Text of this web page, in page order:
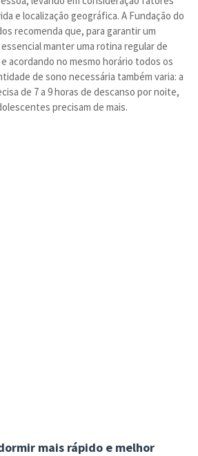
e localização geográfica. A Fundação do
recomenda que, para garantir um
manter uma rotina regular de
acordando no mesmo horário todos os
de sono necessária também varia: a
de 7 a 9 horas de descanso por noite,
precisam de mais.
mais rápido e melhor